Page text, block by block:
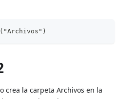
crea la carpeta Archivos en la